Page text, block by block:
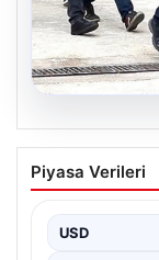
07.08.2026
Holding
Tüm
Piyasa Verileri
USD